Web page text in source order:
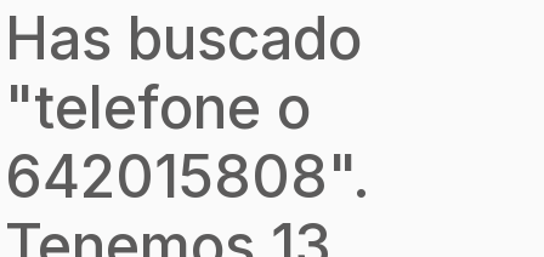
Has buscado
"telefone o
642015808".